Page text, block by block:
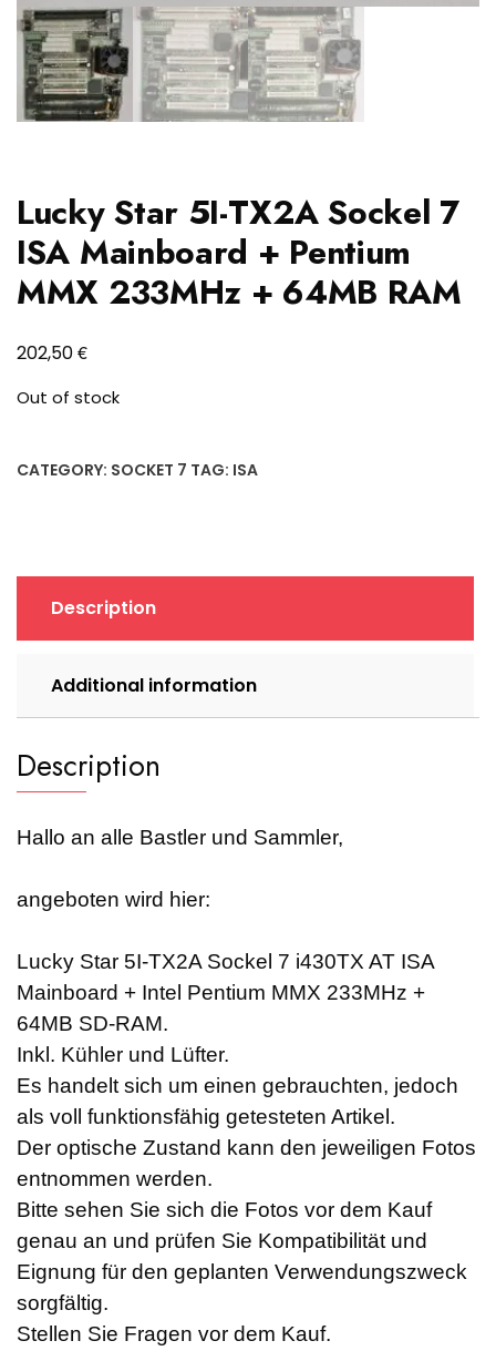
Lucky Star 5I-TX2A Sockel 7
ISA Mainboard + Pentium
MMX 233MHz + 64MB RAM
202,50€
Out of stock
CATEGORY: SOCKET 7 TAG: ISA
Description
Additional information
Description
Hallo an alle Bastler und Sammler,
angeboten wird hier:
Lucky Star 5I-TX2A Sockel 7 i430TX AT ISA
Mainboard + Intel Pentium MMX 233MHz +
64MB SD-RAM.
Inkl. Kühler und Lüfter.
Es handelt sich um einen gebrauchten, jedoch
als voll funktionsfähig getesteten Artikel.
Der optische Zustand kann den jeweiligen Fotos
entnommen werden.
Bitte sehen Sie sich die Fotos vor dem Kauf
genau an und prüfen Sie Kompatibilität und
Eignung für den geplanten Verwendungszweck
sorgfältig.
Stellen Sie Fragen vor dem Kauf.